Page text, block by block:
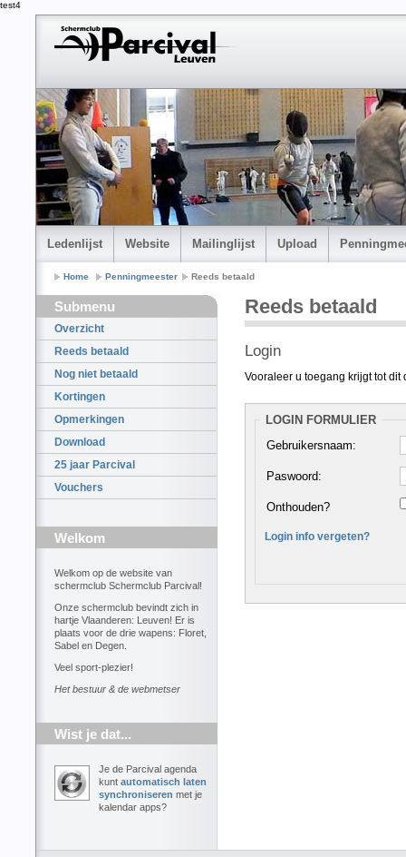
test4
Ledenlijst Website Mailinglijst Upload
Home Penningmeester Reeds betaald
Submenu
Overzicht
Reeds betaald
Nog niet betaald
Kortingen
Opmerkingen
Download
25 jaar Parcival
Vouchers
Welkom
Welkom op de website van
schermclub Schermclub Parcival!
Onze schermclub bevindt zich in
hartje Vlaanderen: Leuven! Er is
plaats voor de drie wapens: Floret,
Sabel en Degen.
Veel sport-plezier!
Het bestuur & de webmetser
Wist je dat...
Je de Parcival agenda
kunt automatisch laten
synchroniseren met je
kalendar apps?
Reeds betaald
Login
Vooraleer u toegang krijgt tot
LOGIN FORMULIER
Gebruikersnaam:
Paswoord:
Onthouden?
Login info vergeten?